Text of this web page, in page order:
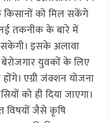
को मिल सकेंगे
तकनीक के बारे में
इसके अलावा
युवकों के लिए
एग्री जंक्शन योजना
को ही दिया जाएगा।
विषयों जैसे कृषि